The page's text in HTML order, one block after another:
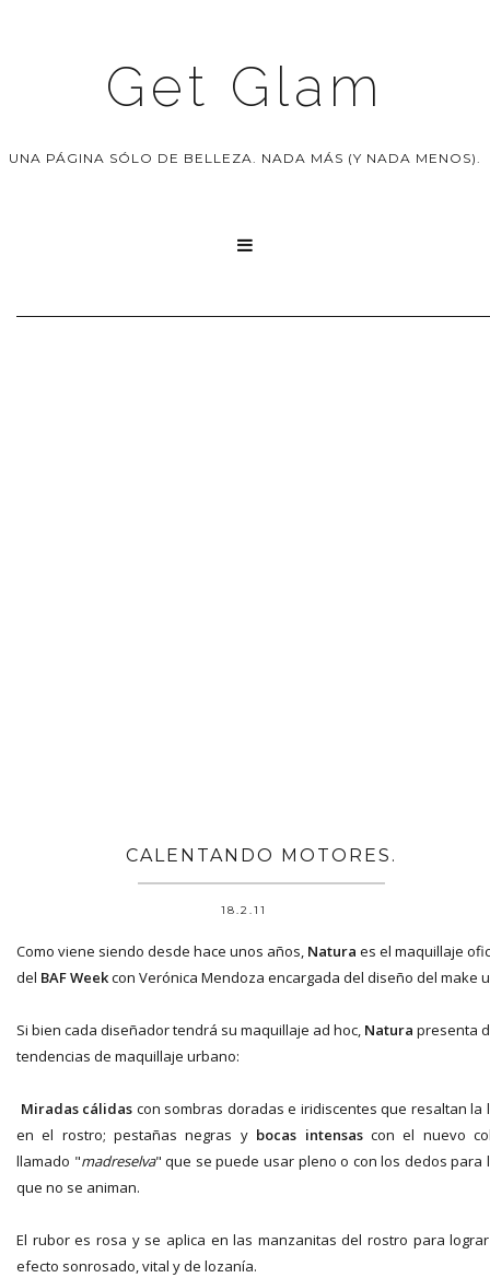
Get Glam
UNA PÁGINA SÓLO DE BELLEZA. NADA MÁS (Y NADA MENOS).

CALENTANDO MOTORES.
18.2.11
Como viene siendo desde hace unos años, Natura es el maquillaje
del BAF Weekcon Verónica Mendoza encargada del diseño del make
Si bien cada diseñador tendrá su maquillaje ad hoc, Natura presenta
tendencias de maquillaje urbano:
Miradas cálidas con sombras doradas e iridiscentes que resaltan la
en el rostro; pestañas negras y bocas intensascon el nuevo
llamado "madreselva" que se puede usar pleno o con los dedos para
que no se animan.
El rubor es rosa y se aplica en las manzanitas del rostro para
efecto sonrosado, vital y de lozanía.